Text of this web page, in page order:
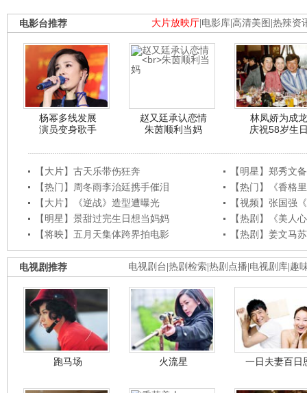
大片放映厅 电影库 高清美图 热辣资
电影台推荐
杨幂多线发展
演员变身歌手
赵又廷承认恋情
朱茵顺利当妈
林凤娇为成龙
庆祝58岁生
【大片】古天乐带伤狂奔
【明星】郑秀文
【热门】周冬雨李治廷携手催泪
【热门】《香格
【大片】《逆战》造型遭曝光
【视频】张国强
【明星】景甜过完生日想当妈妈
【热剧】《美人
【将映】五月天集体跨界拍电影
【热剧】姜文马
电视剧台 热剧检索 热剧点播 电视剧库 趣
电视剧推荐
跑马场 火流星 一日夫妻百日